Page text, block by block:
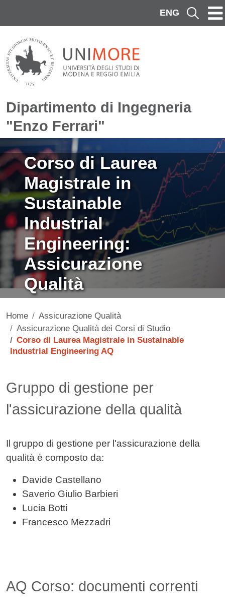
ENG Cerca
Dipartimento di Ingegneria
"Enzo Ferrari"
Immagine
Corso di Laurea
Magistrale in
Sustainable
Industrial
Engineering:
Assicurazione
Qualità
Home
Assicurazione Qualità
Assicurazione Qualità dei Corsi di Studio
Corso di Laurea Magistrale in Sustainable
Industrial Engineering AQ
Contenuto
Gruppo di gestione per
l'assicurazione della qualità
Il gruppo di gestione per l'assicurazione della
qualità è composto da:
Davide Castellano
Saverio Giulio Barbieri
Lucia Botti
Francesco Mezzadri
AQ Corso: documenti correnti